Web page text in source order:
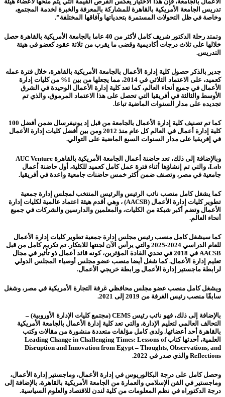
تدريس الجامعة الأمريكية بالقاهرة للمشاركة بالمعرفة والخبرة لخدمة المجتمع،
وخاصة في ظل التحولات المستمرة بتحدياتها وآفاقها المختلفة”.
وتمتد رحلة الدكتور شريف كامل لأكثر من 40 عاما بالجامعة الأمريكية بالقاهرة حصل
خلالها على ثلاث درجات أكاديمية وقضى ما يقرب من ثلاثة عقود كعضو في هيئة
التدريس.
جدير بالذكر حصول كلية إدارة الأعمال بالجامعة الأمريكية بالقاهرة، خلال فترة عمله
كعميد، على الاعتماد الثلاثي في 2014، مما يجعلها من بين 1% من كليات إدارة
الأعمال في جميع أنحاء العالم، كما تعد كلية إدارة الأعمال الوحيدة في الشرق
الأوسط والثالثة في أفريقيا التي تحصل على هذا الاعتماد المرموق، والذي تم
تجديده على مدار السنوات الماضية تباعا.
كما تم تصنيف كلية إدارة الأعمال بالجامعة من قبل إد يونيفرسال ضمن أفضل 100
كلية إدارة أعمال في العالم كل عام منذ 2012 ومن بين أفضل كليات إدارة الأعمال
في إفريقيا على مدار السنوات السبع الماضية على التوالي.
وبالإضافة إلى ذلك، تعد حاضنة أعمال الجامعة الأمريكية بالقاهرة AUC Venture
Lab، والتي تم إنشاؤها أثناء فترة عمل كامل كعميد للكلية، أول حاضنة أعمال
جامعية في مصر، وتصنف ضمن أكثر خمس حاضنات جامعية واعدة في أفريقيا.
كما يشغل كامل منصب نائب الرئيس والرئيس المنتخب لمجلس إدارة جمعية
تطوير كليات إدارة الأعمال (AACSB) ، وهي أقدم هيئة اعتماد عالمية لكليات إدارة
الأعمال وتضم أكبر شبكة من الكليات، والمعلمين والدارسين والشركات في جميع
أنحاء العالم.
كما سيشغل كامل منصب رئيس مجلس إدارة جمعية تطوير كليات إدارة الأعمال
للعام الدراسي 2024-2025 والتي يرأس الآن لجنتها للابتكار. تم تكريم كامل من قبل
AACSB في 2018 في تحدي القادة المؤثرين، كونه قائد أعمال ذو تأثير في مجال
تعليم إدارة الأعمال. كما شغل أيضا منصب عضو مجلس أوصياء المجلس الدولي
لرابطة ماجستير إدارة الأعمال ورابطة خريجي الأعمال.
ويشغل كامل منصب عضو مجلس محافظي غرفة التجارة الأمريكية في مصر، وشغل
سابقًا منصب رئيس الغرفة من 2019 إلى 2021.
بالإضافة إلى ذلك، فهو نائب رئيس CEMS (مجتمع كليات الإدارة الأوروبية) –
التحالف العالمي لتعليم الإدارة، والتي تعد كلية إدارة الأعمال بالجامعة الأمريكية
بالقاهرة أحد أعضائها. ولدى كامل مؤلفات متعددة منشورة من مقالات وكتب
العلمية، أحدثها كتاب Leading Change in Challenging Times: Lessons of
Disruption and Innovation from Egypt – Thoughts, Observations, and
Reflections والذي صدر في 2022.
وحصل كامل على درجة البكالوريوس في إدارة الأعمال، وماجستير إدارة الأعمال،
وماجستير في الفن الإسلامي والعمارة من الجامعة الأمريكية بالقاهرة، بالإضافة إلى
درجة الدكتوراه في نظم المعلومات من كلية لندن للاقتصاد والعلوم السياسية.